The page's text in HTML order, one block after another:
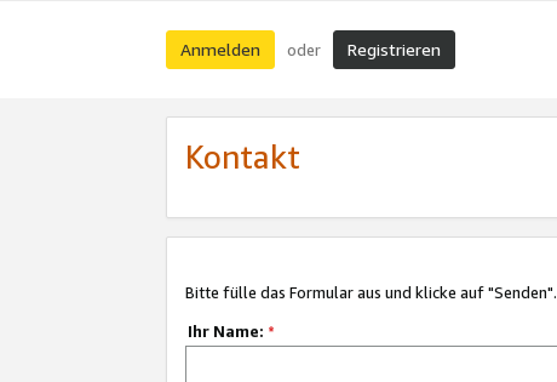
Anmelden oder Registrieren
Kontakt
Bitte fülle das Formular aus und klicke auf "Senden".
Ihr Name: *